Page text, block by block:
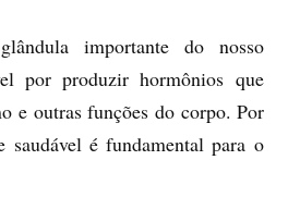
importante do nosso
por produzir hormônios que
e outras funções do corpo. Por
saudável é fundamental para o